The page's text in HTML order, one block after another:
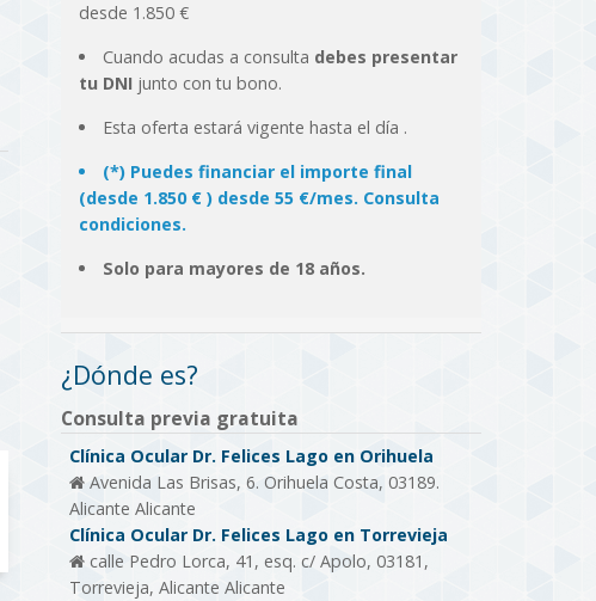
desde 1.850 €
Cuando acudas a consulta debes presentar
tu DNI junto con tu bono.
Esta oferta estará vigente hasta el día .
(*) Puedes financiar el importe final
(desde 1.850 € ) desde 55 €/mes. Consulta
condiciones.
Solo para mayores de 18 años.
¿Dónde es?
Consulta previa gratuita
Clínica Ocular Dr. Felices Lago en Orihuela
Avenida Las Brisas, 6. Orihuela Costa, 03189.
Alicante Alicante
Clínica Ocular Dr. Felices Lago en Torrevieja
calle Pedro Lorca, 41, esq. c/ Apolo, 03181,
Torrevieja, Alicante Alicante